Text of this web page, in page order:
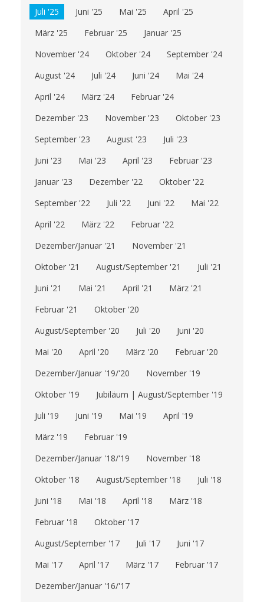
Juli '25 Juni '25 Mai '25
April '25
März '25
Februar '25
Januar '25
November '24
Oktober '24
September '24
August '24
Juli '24 Juni '24
Mai '24
April '24
März '24
Februar '24
Dezember '23
November '23
Oktober '23
September '23
August '23
Juli '23
Juni '23
Mai '23 April '23
Februar '23
Januar '23
Dezember '22
Oktober '22
September '22
Juli '22 Juni '22
Mai '22
April '22
März '22
Februar '22
Dezember/Januar '21
November '21
Oktober '21
August/September '21
Juli '21
Juni '21
Mai '21 April '21
März '21
Februar '21
Oktober '20
August/September '20
Juli '20
Juni '20
Mai '20
April '20 März '20
Februar '20
Dezember/Januar '19/'20
November '19
Oktober '19
Jubiläum | August/September '19
Juli '19
Juni '19 Mai '19
April '19
März '19
Februar '19
Dezember/Januar '18/'19
November '18
Oktober '18
August/September '18
Juli '18
Juni '18
Mai '18 April '18
März '18
Februar '18
Oktober '17
August/September '17
Juli '17
Juni '17
Mai '17
April '17 März '17
Februar '17
Dezember/Januar '16/'17